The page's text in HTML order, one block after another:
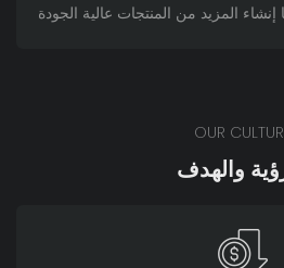
إنشاء المزيد من المنتجات عالية الجودة
OUR